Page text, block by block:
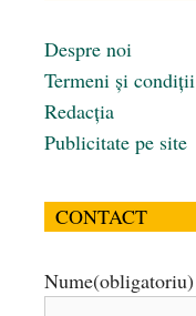
Despre noi
Termeni și condiții
Redacția
Publicitate pe site
CONTACT
Nume(obligatoriu)